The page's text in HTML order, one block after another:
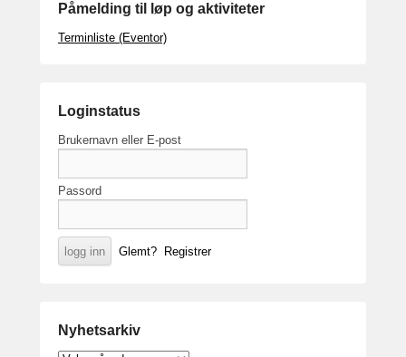
Påmelding til løp og aktiviteter
Terminliste (Eventor)
Loginstatus
Brukernavn eller E-post
Passord
Glemt? Registrer
Nyhetsarkiv